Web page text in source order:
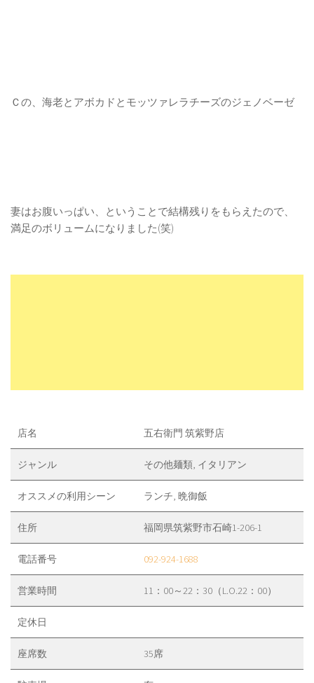
Ｃの、海老とアボカドとモッツァレラチーズのジェノベーゼ
妻はお腹いっぱい、ということで結構残りをもらえたので、
満足のボリュームになりました(笑)
店名 五右衛門 筑紫野店
ジャンル その他麺類, イタリアン
オススメの利用シーン ランチ, 晩御飯
住所 福岡県筑紫野市石崎1-206-1
電話番号 092-924-1688
営業時間 11：00～22：30（L.O.22：00）
定休日
座席数 35席